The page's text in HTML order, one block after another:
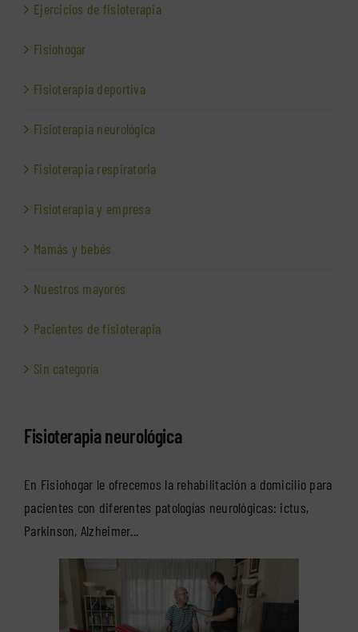
Ejercicios de fisioterapia
Fisiohogar
Fisioterapia deportiva
Fisioterapia neurológica
Fisioterapia respiratoria
Fisioterapia y empresa
Mamás y bebés
Nuestros mayores
Pacientes de fisioterapia
Sin categoría
Fisioterapia neurológica
En Fisiohogar le ofrecemos la rehabilitación a domicilio para
pacientes con diferentes patologías neurológicas: ictus,
Parkinson, Alzheimer...